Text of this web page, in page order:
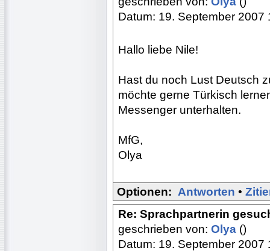
Datum: 19. September 2007
Hallo liebe Nile!
Hast du noch Lust Deutsch
möchte gerne Türkisch
Messenger unterhalten.
MfG,
Olya
Optionen: Antworten •
Re: Sprachpartnerin
geschrieben von: Olya ()
Datum: 19. September 2007